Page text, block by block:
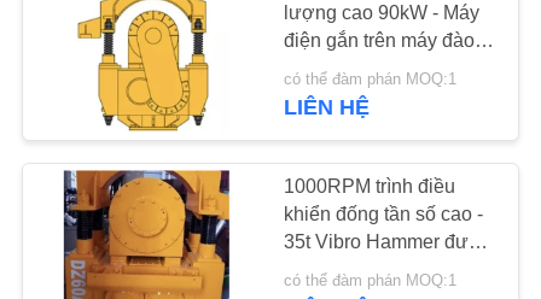
PRIVACY
POLICY
Thiết bị đóng cọc bê
tông
lượng cao 90kW - Máy
điện gắn trên máy đào
để chiết xuất đống giấy
có thể đàm phán MOQ:1
LIÊN HỆ
1000RPM trình điều
khiển đống tần số cao -
35t Vibro Hammer được
gắn trên máy lướt để
có thể đàm phán MOQ:1